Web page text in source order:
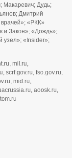
Макаревич; Дудь;
Дмитрий
«РКК»
и Закон»; «Дождь»;
узел»; «Insider»;
mil.ru,
scrf.gov.ru, fso.gov.ru,
mid.ru,
aoosk.ru,